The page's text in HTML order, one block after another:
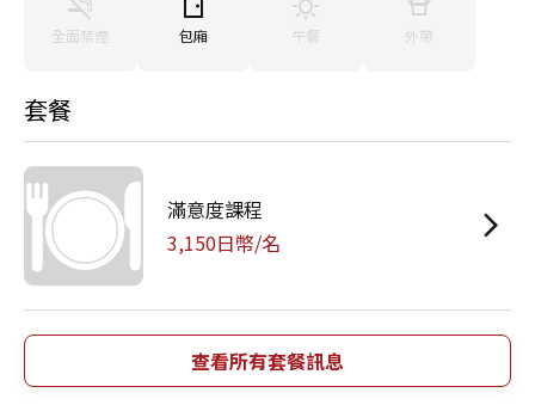
全面禁煙 包廂 午餐 外帶
套餐
滿意度課程
3,150日幣/名
查看所有套餐訊息